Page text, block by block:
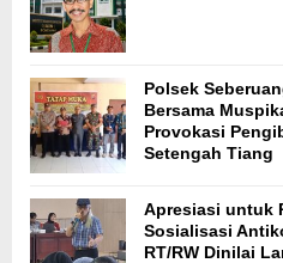
Polsek
Bersama
Provokasi
Setengah Tiang
Apresiasi untuk
Sosialisasi
RT/RW Dinilai